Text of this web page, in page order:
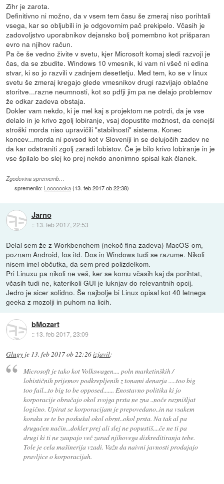
Zihr je zarota.
Definitivno ni možno, da v vsem tem času še zmeraj niso porihtali
vsega, kar so obljubili in je odgovornim pač prekipelo. Včasih je
zadovoljstvo uporabnikov dejansko bolj pomembno kot prišparan
evro na njihov račun.
Pa če še vedno živite v svetu, kjer Microsoft komaj sledi razvoji je
čas, da se zbudite. Windows 10 vmesnik, ki vam ni všeč ni edina
stvar, ki so jo razvili v zadnjem desetletju. Med tem, ko se v linux
svetu še zmeraj kregajo glede vmesnikov drugi razvijajo oblačne
storitve...razne neumnosti, kot so pdfji jim pa ne delajo problemov
že odkar zadeva obstaja.
Dokler vam nekdo, ki je mel kaj s projektom ne potrdi, da je vse
delalo in je krivo zgolj lobiranje, vsaj dopustite možnost, da cenejši
stroški morda niso upravičili "stabilnosti" sistema. Konec
koncev...morda ni povsod kot v Sloveniji in se delujočih zadev ne
da kar odstraniti zgolj zaradi lobistov. Če je bilo krivo lobiranje in je
vse špilalo bo slej ko prej nekdo anonimno spisal kak članek.
Zgodovina sprememb…
spremenilo: Looooooka(13. feb 2017 ob 22:38)
Jarno
:: 13. feb 2017, 22:53
Delal sem že z Workbenchem (nekoč fina zadeva) MacOS-om,
poznam Android, Ios itd. Dos in Windows tudi se razume. Nikoli
nisem imel občutka, da sem pred polizdelkom.
Pri Linuxu pa nikoli ne veš, ker se komu včasih kaj da porihtat,
včasih tudi ne, katerikoli GUI je luknjav do relevantnih opcij.
Jedro je sicer solidno. Še najbolje bi Linux opisal kot 40 letnega
geeka z mozolji in puhom na licih.
bMozart
:: 13. feb 2017, 23:09
Glugy je 13. feb 2017 ob 22:26izjavil:
Microsoft je tako kot Volkswagen.... poln marketinških /
lobističnih prijemov podkrepljenih z tonami denarja .....too big
too fail...to big to be opposed....... Enostavno politika ki jo
korporacije obračajo okol svojga prsta ne zna ..noče razmišljat
logično. Upirat se korporacijam je prepovedano..in na vsakem
koraku se te bo poskušal okol obrnt..okol prsta. Na tak al pa
drugačen način...dokler prej ali slej ne popustiš....če ne ti pa
drugi ki ti ne zaupajo več zarad njihovega diskreditiranja tebe.
Tole je cela mašinerija vzadi. Važn da naivni javnosti prodajajo
pravljice o korporacijah.